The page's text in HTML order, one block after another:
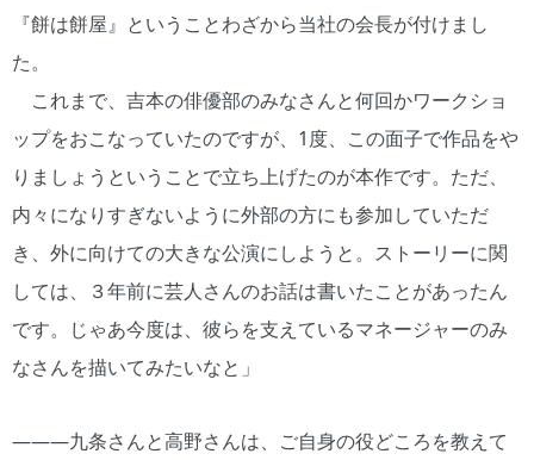
『餅は餅屋』ということわざから当社の会長が付けまし
た。
これまで、吉本の俳優部のみなさんと何回かワークショ
ップをおこなっていたのですが、1度、この面子で作品をや
りましょうということで立ち上げたのが本作です。ただ、
内々になりすぎないように外部の方にも参加していただ
き、外に向けての大きな公演にしようと。ストーリーに関
しては、３年前に芸人さんのお話は書いたことがあったん
です。じゃあ今度は、彼らを支えているマネージャーのみ
なさんを描いてみたいなと」
―――九条さんと高野さんは、ご自身の役どころを教えて